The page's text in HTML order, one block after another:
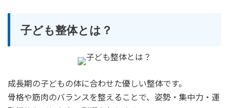
子ども整体とは？
成長期の子どもの体に合わせた優しい整体です。
骨格や筋肉のバランスを整えることで、姿勢・集中力・運